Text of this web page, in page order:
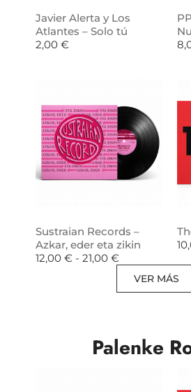
Javier Alerta y Los
Atlantes – Solo tú
2,00 €
Sustraian Records –
Azkar, eder eta zikin
12,00 € - 21,00 €
VER MÁS
Palenke